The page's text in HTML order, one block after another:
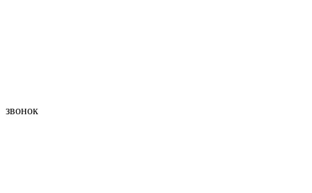
звонок